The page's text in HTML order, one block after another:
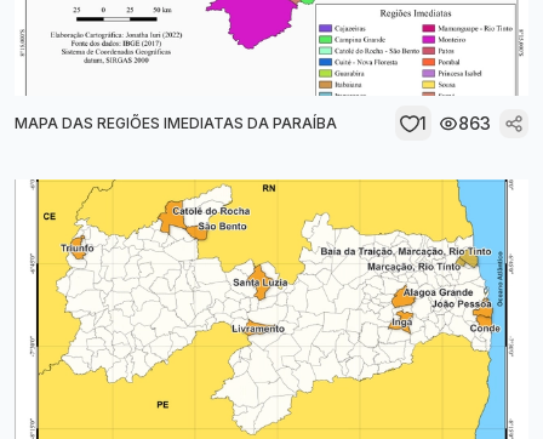
MAPA DAS REGIÕES IMEDIATAS DA PARAÍBA 1 863